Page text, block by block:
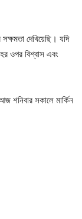
দেখিয়েছি। যদি
ওপর বিশ্বাস এবং
শনিবার সকালে মার্কিন